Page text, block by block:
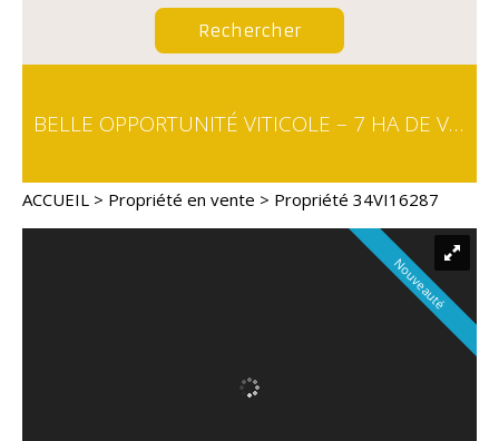
BELLE OPPORTUNITÉ VITICOLE – 7 HA DE VIGNES EN PRODUCTION – OLONZAC
ACCUEIL > Propriété en vente > Propriété 34VI16287
Nouveauté